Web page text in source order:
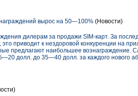
вырос на 50—100% (Новости)
дилерам за продажи SIM-карт. За
приводит к нездоровой конкуренции на
предлагают наибольшее вознаграждение.
долл. до 35—40 долл. за каждого нового